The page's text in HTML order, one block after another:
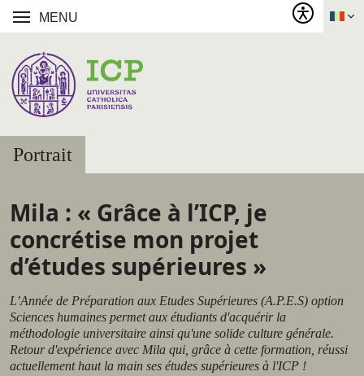
MENU
Portrait
Mila : « Grâce à l’ICP, je
concrétise mon projet
d’études supérieures »
L’Année de Préparation aux Etudes Supérieures (A.P.E.S) option
Sciences humaines permet aux étudiants d'acquérir la
méthodologie universitaire ainsi qu'une solide culture générale.
Retour d'expérience avec Mila qui, grâce à cette formation, réussi
actuellement haut la main ses études supérieures à l'ICP !